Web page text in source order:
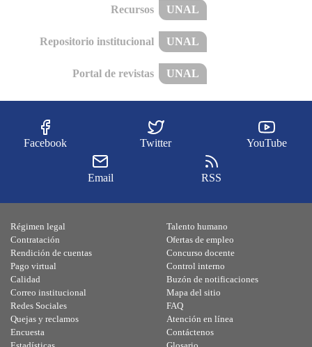
Recursos UNAL
Repositorio institucional UNAL
Portal de revistas UNAL
Facebook Twitter YouTube
Email RSS
Régimen legal
Contratación
Rendición de cuentas
Pago virtual
Calidad
Talento humano
Ofertas de empleo
Concurso docente
Control interno
Buzón de notificaciones
Correo institucional
Redes Sociales
Quejas y reclamos
Encuesta
Mapa del sitio
FAQ
Atención en línea
Contáctenos